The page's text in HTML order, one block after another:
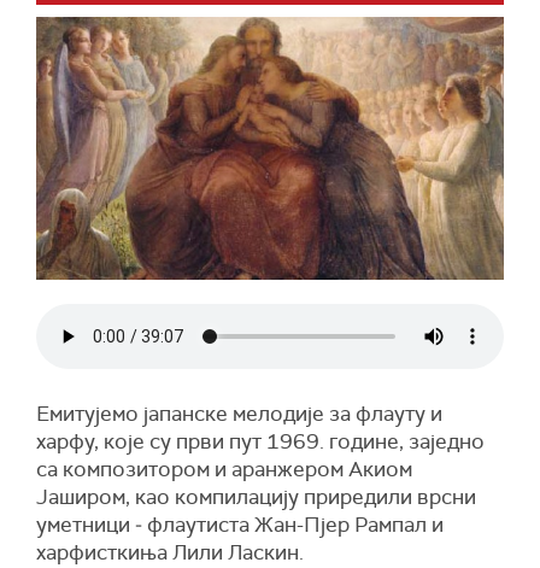
Емитујемо јапанске мелодије за флауту и
харфу, које су први пут 1969. године, заједно
са композитором и аранжером Акиом
Јаширом, као компилацију приредили врсни
уметници ‒ флаутиста Жан-Пјер Рампал и
харфисткиња Лили Ласкин.